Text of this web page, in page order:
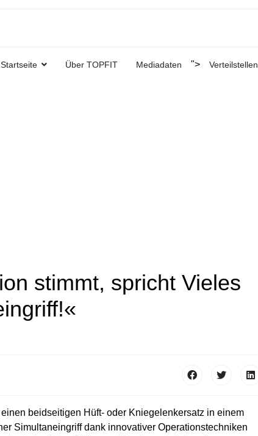
Startseite Über TOPFIT Mediadaten "> Verteilstellen
stimmt, spricht Vieles
beidseitigen Hüft- oder Kniegelenkersatz in einem
Simultaneingriff dank innovativer Operationstechniken